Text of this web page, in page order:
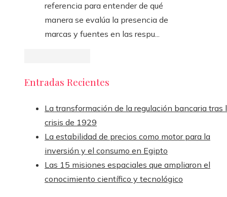
referencia para entender de qué
manera se evalúa la presencia de
marcas y fuentes en las respu...
Entradas Recientes
La transformación de la regulación bancaria tras
crisis de 1929
La estabilidad de precios como motor para la
inversión y el consumo en Egipto
Las 15 misiones espaciales que ampliaron el
conocimiento científico y tecnológico